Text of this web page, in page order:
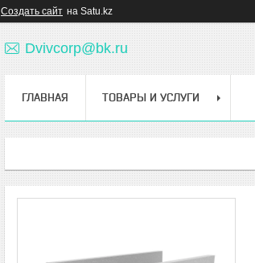
Создать сайт на Satu.kz
Dvivcorp@bk.ru
ГЛАВНАЯ ТОВАРЫ И УСЛУГИ